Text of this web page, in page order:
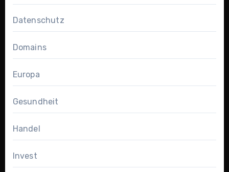
Datenschutz
Domains
Europa
Gesundheit
Handel
Invest